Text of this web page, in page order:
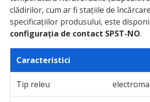
clădirilor, cum ar fi stațiile de
specificațiilor produsului, este
configurația de contact SPST-NO.
Caracteristici
Tip releu